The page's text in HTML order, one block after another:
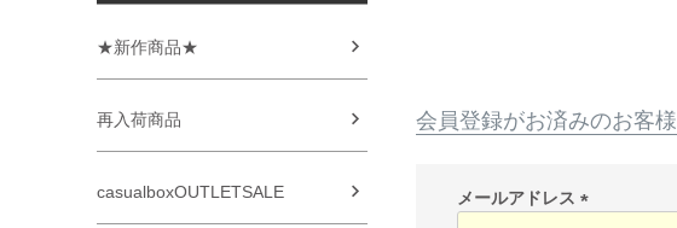
★新作商品★
再入荷商品
casualboxOUTLETSALE
会員登録がお済みのお客様
メールアドレス